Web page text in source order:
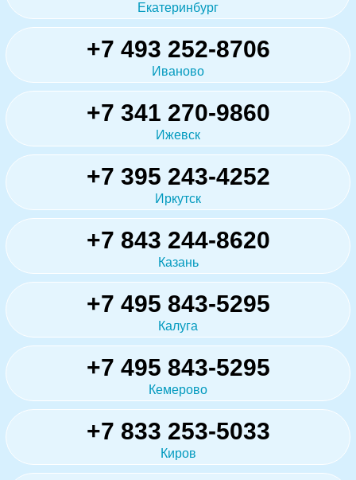
Екатеринбург
+7 493 252-8706
Иваново
+7 341 270-9860
Ижевск
+7 395 243-4252
Иркутск
+7 843 244-8620
Казань
+7 495 843-5295
Калуга
+7 495 843-5295
Кемерово
+7 833 253-5033
Киров